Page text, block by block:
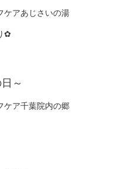
ケアあじさいの湯
✿
～
ケア千葉院内の郷